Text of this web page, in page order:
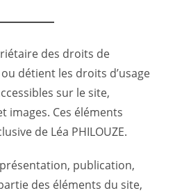
des droits de
détient les droits d’usage
sur le site,
images. Ces éléments
de Léa PHILOUZE.
publication,
des éléments du site,